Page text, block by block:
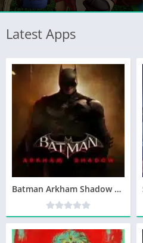
Latest Apps
Batman Arkham Shadow Télécharger jeu PC